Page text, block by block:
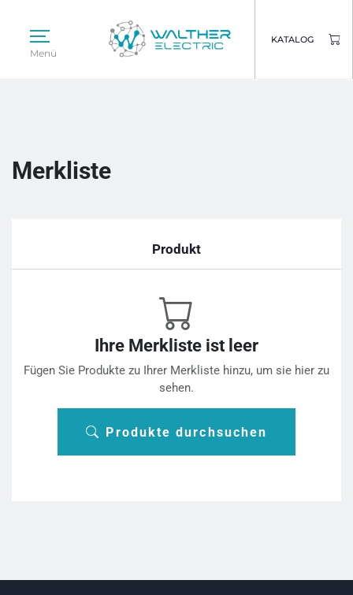
Menü
KATALOG
Merkliste
Produkt
Ihre Merkliste ist leer
Fügen Sie Produkte zu Ihrer Merkliste hinzu, um sie hier zu
sehen.
Produkte durchsuchen